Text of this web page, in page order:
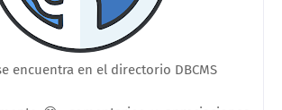
encuentra en el directorio DBCMS